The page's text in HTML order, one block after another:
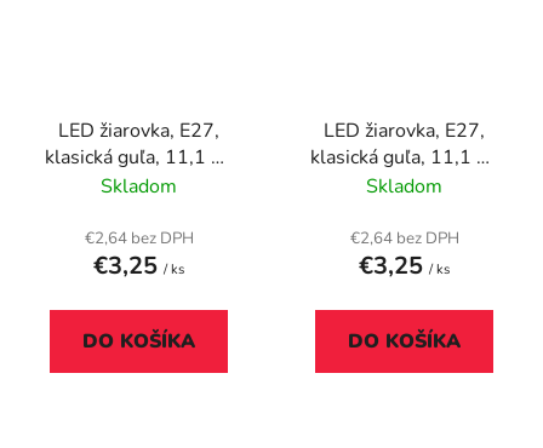
LED žiarovka, E27,
klasická guľa, 11,1 W
(75W), 1055lm,
Skladom
€2,64 bez DPH
€3,25 / ks
DO KOŠÍKA
LED žiarovka, E27,
klasická guľa, 11,1 W
(75W), 1055lm,
Skladom
€2,64 bez DPH
€3,25 / ks
DO KOŠÍKA